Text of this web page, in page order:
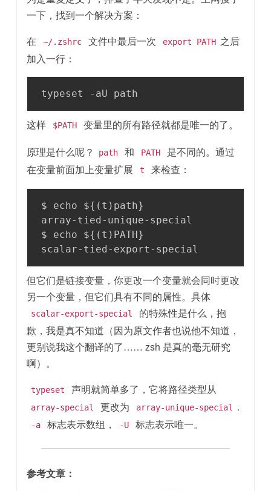
一下，找到一个解决方案：
在
~/.zshrc 文件中最后一次 export PATH 之后
加入一行：
typeset -aU path
这样 $PATH
变量里的所有路径就都是唯一的了。
原理是什么呢？
path 和 PATH
是不同的。通过
在变量前面加上变量扩展
t 来检查：
$ echo ${(t)path}
array-tied-unique-special
$ echo ${(t)PATH}
scalar-tied-export-special
但它们是链接变量，你更改一个变量就会同时更改
另一个变量，但它们具有不同的属性。具体
scalar-export-special
的特殊性是什么，抱
歉，我是真不知道（因为原文作者也说他不知道，
更别说我这个翻译的了…… zsh 是真的毫无研究
啊）。
typeset 声明就简单多了，它将路径类型从
array-special 更改为 array-unique-special .
-a 标志表示数组， -U 标志表示唯一。
参考文章：